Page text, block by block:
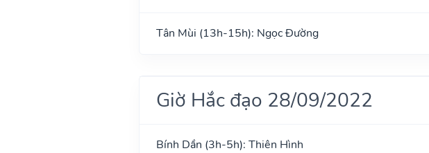
Tân Mùi (13h-15h): Ngọc Đường
Giờ Hắc đạo 28/09/2022
Bính Dần (3h-5h): Thiên Hình